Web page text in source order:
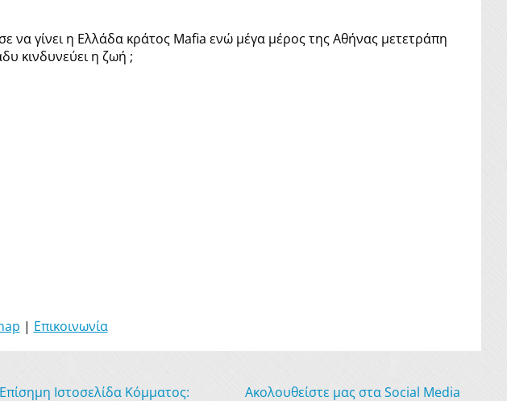
να γίνει η Ελλάδα κράτος Mafia ενώ μέγα μέρος της Αθήνας μετετράπη
κινδυνεύει η ζωή ;
| Επικοινωνία
Επίσημη Ιστοσελίδα Κόμματος: Ακολουθείστε μας στα Social Media